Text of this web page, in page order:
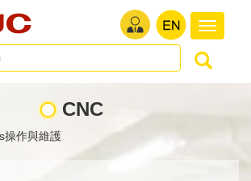
切
換
導
CNC
操作與維護